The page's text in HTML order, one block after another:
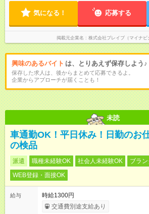
気になる！ 応募する
掲載元企業名 株式会社ブレイブ（マイナビ
興味のあるバイト は、とりあえず保存しよう♪
保存した求人は、後からまとめて応募できるよ。
企業からアプローチが届くことも！
未読
車通勤OK！平日休み！日勤のお
の検品
派遣 職種未経験OK 社会人未経験OK
ブラ
WEB登録・面接OK
給与
時給1300円
交通費別途支給あり